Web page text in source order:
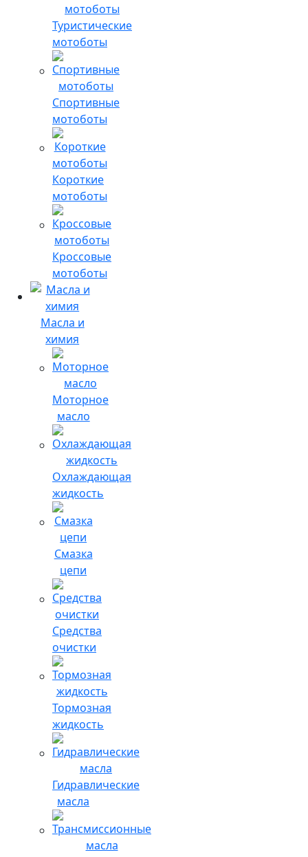
Туристические
мотоботы
Спортивные
мотоботы
Короткие
мотоботы
Кроссовые
мотоботы
Масла и
химия
Моторное
масло
Охлаждающая
жидкость
Смазка
цепи
Средства
очистки
Тормозная
жидкость
Гидравлические
масла